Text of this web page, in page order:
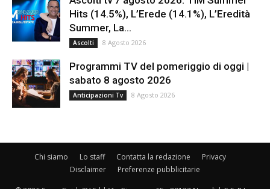
Hits (14.5%), L’Erede (14.1%), L’Eredità
Summer, La...
Ascolti 8 Agosto 2026
Programmi TV del pomeriggio di oggi |
sabato 8 agosto 2026
Anticipazioni Tv 8 Agosto 2026
Chi siamo Lo staff Contatta la redazione
Privacy
Disclaimer
Preferenze pubblicitarie